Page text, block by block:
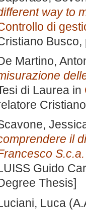
way to
di
Busco,
Martino,
di Laurea in
il
S.c.a.
Guido
Thesis]
Luca